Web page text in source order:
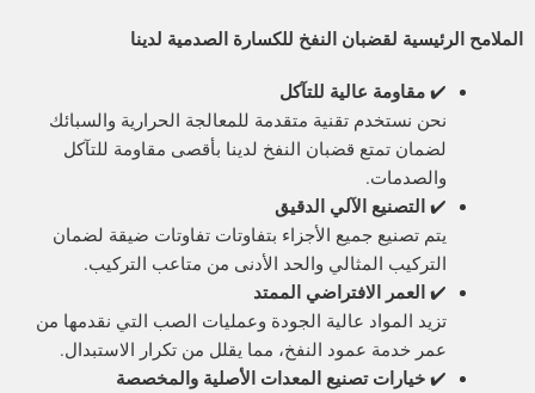
لقضبان النفخ للكسارة الصدمية لدينا
مقاومة عالية للتآكل
نستخدم تقنية متقدمة للمعالجة الحرارية والسبائك
تمتع قضبان النفخ لدينا بأقصى مقاومة للتآكل
التصنيع الآلي الدقيق
تصنيع جميع الأجزاء بتفاوتات تفاوتات ضيقة لضمان
المثالي والحد الأدنى من متاعب التركيب.
العمر الافتراضي الممتد
المواد عالية الجودة وعمليات الصب التي نقدمها من
خدمة عمود النفخ، مما يقلل من تكرار الاستبدال.
خيارات تصنيع المعدات الأصلية والمخصصة